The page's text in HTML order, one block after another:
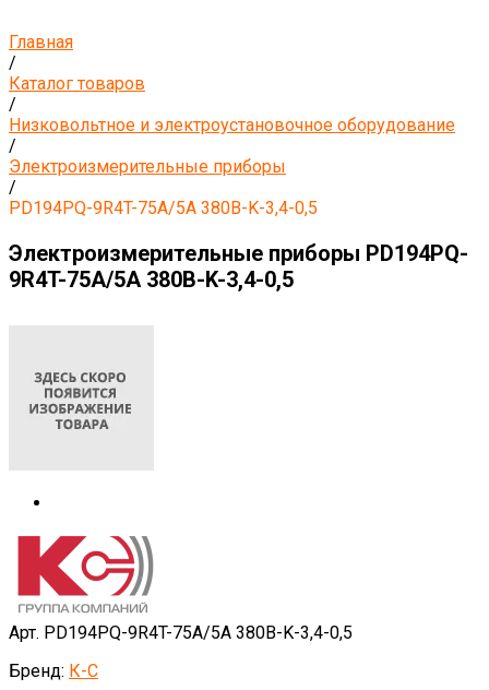
Главная
/
Каталог товаров
/
Низковольтное и электроустановочное оборудование
/
Электроизмерительные приборы
/
PD194PQ-9R4T-75A/5A 380B-K-3,4-0,5
Электроизмерительные приборы PD194PQ-
9R4T-75A/5A 380B-K-3,4-0,5
Арт. PD194PQ-9R4T-75A/5A 380B-K-3,4-0,5
Бренд: К-С